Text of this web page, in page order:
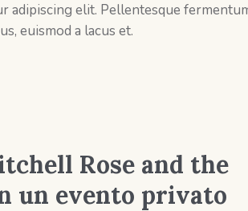
adipiscing elit. Pellentesque
euismod a lacus et.
Rose and the
un evento privato